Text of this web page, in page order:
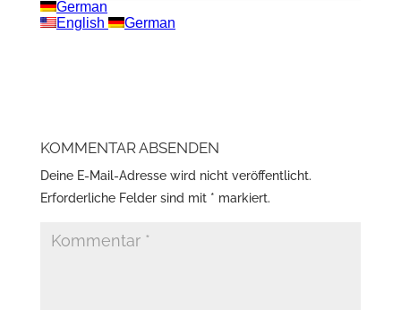
KOMMENTAR ABSENDEN
Deine E-Mail-Adresse wird nicht veröffentlicht.
Erforderliche Felder sind mit * markiert.